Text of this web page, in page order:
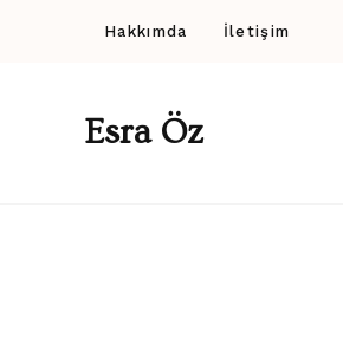
Hakkımda İletişim
Esra Öz